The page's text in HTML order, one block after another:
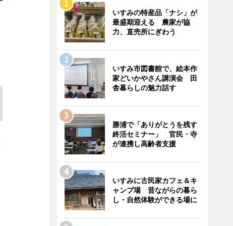
いすみの特産品「ナシ」が
最盛期迎える 農家が協
力、直売所にぎわう
いすみ市図書館で、絵本作
家どいかやさん講演会 田
舎暮らしの魅力話す
勝浦で「ありがとうを残す
終活セミナー」 官民・寺
が連携し高齢者支援
いすみに古民家カフェ＆キ
ャンプ場 昔ながらの暮ら
し・自然体験ができる場に